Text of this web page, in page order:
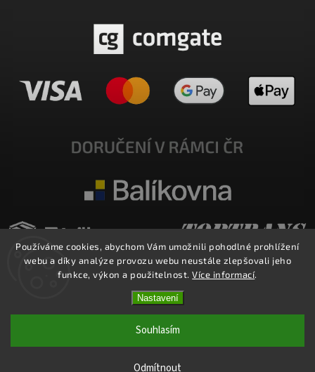
Používáme cookies, abychom Vám umožnili pohodlné prohlížení
webu a díky analýze provozu webu neustále zlepšovali jeho
funkce, výkon a použitelnost.Více informací.
Nastavení
Odmítnout
Souhlasím
E-SHOP MILATA. Všechna práva vyhrazena.
Upravit nastavení cookies